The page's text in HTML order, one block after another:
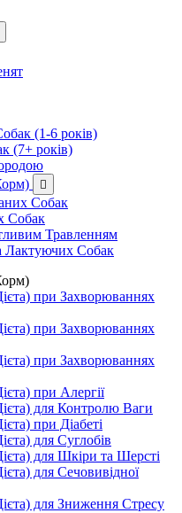
(1-6 років)
(7+ років)

Собак
Собак
Травленням
Лактуючих Собак
при Захворюваннях
при Захворюваннях
при Захворюваннях
при Алергії
для Контролю Ваги
при Діабеті
для Суглобів
для Шкіри та Шерсті
для Сечовивідної
для Зниження Стресу